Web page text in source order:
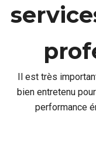
Il est très
bien entretenu
performance